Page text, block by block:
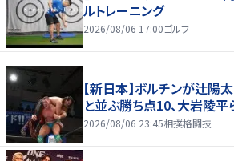
ルトレーニング
2026/08/06 17:00ゴルフ
【新日本】ボルチンが辻陽
と並ぶ勝ち点10、大岩陵
2026/08/06 23:45相撲格闘技